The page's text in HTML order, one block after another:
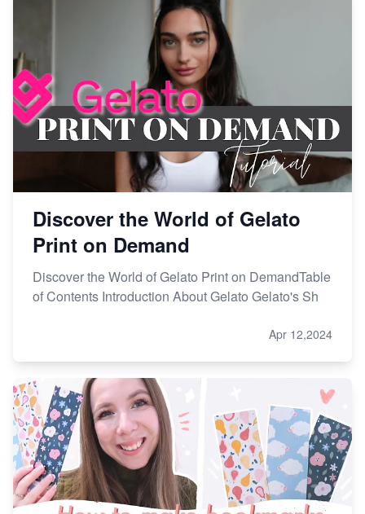
Discover the World of Gelato
Print on Demand
Discover the World of Gelato Print on DemandTable
of Contents Introduction About Gelato Gelato's Sh
Apr 12,2024